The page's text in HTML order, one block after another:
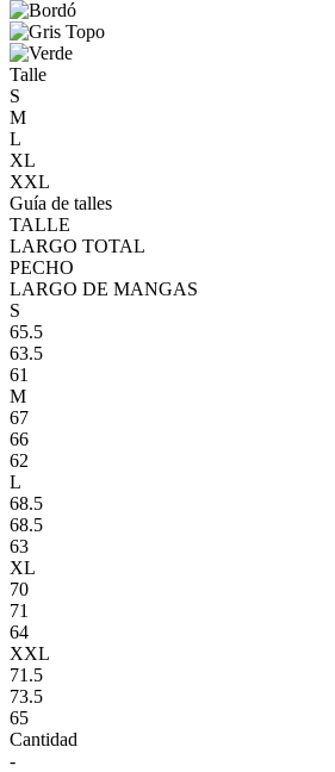
Talle
S
M
L
XL
XXL
Guía de talles
TALLE
LARGO TOTAL
PECHO
LARGO DE MANGAS
S
65.5
63.5
61
M
67
66
62
L
68.5
68.5
63
XL
70
71
64
XXL
71.5
73.5
65
Cantidad
-